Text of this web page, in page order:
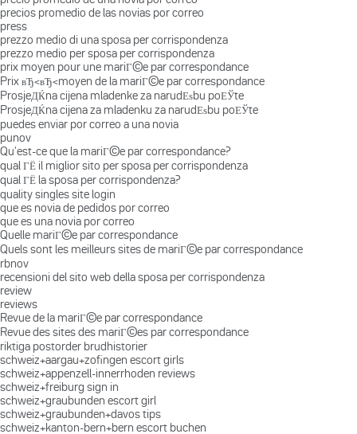
precios promedio de las novias por correo
press
prezzo medio di una sposa per corrispondenza
prezzo medio per sposa per corrispondenza
prix moyen pour une mariГ©e par correspondance
Prix вЂ‹вЂ‹moyen de la mariГ©e par correspondance
ProsjeДЌna cijena mladenke za narudЕѕbu poЕЎte
ProsjeДЌna cijena za mladenku za narudЕѕbu poЕЎte
puedes enviar por correo a una novia
punov
Qu'est-ce que la mariГ©e par correspondance?
qual ГЁ il miglior sito per sposa per corrispondenza
qual ГЁ la sposa per corrispondenza?
quality singles site login
que es novia de pedidos por correo
que es una novia por correo
Quelle mariГ©e par correspondance
Quels sont les meilleurs sites de mariГ©e par correspondance
rbnov
recensioni del sito web della sposa per corrispondenza
review
reviews
Revue de la mariГ©e par correspondance
Revue des sites des mariГ©es par correspondance
riktiga postorder brudhistorier
schweiz+aargau+zofingen escort girls
schweiz+appenzell-innerrhoden reviews
schweiz+freiburg sign in
schweiz+graubunden escort girl
schweiz+graubunden+davos tips
schweiz+kanton-bern+bern escort buchen